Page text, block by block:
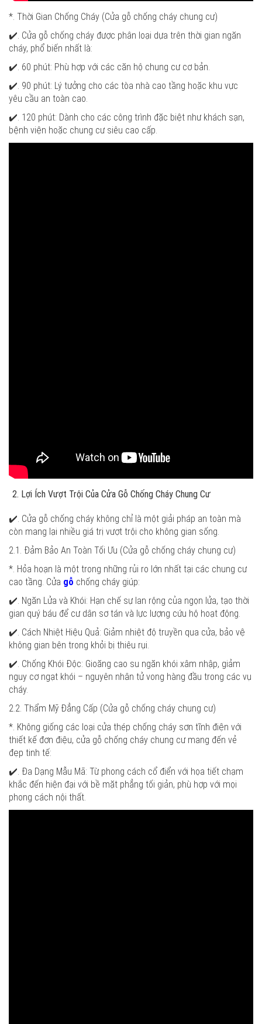
*. Thời Gian Chống Cháy (Cửa gỗ chống cháy chung cư)
✔️. Cửa gỗ chống cháy được phân loại dựa trên thời gian ngăn
cháy, phổ biến nhất là:
✔️. 60 phút: Phù hợp với các căn hộ chung cư cơ bản.
✔️. 90 phút: Lý tưởng cho các tòa nhà cao tầng hoặc khu vực
yêu cầu an toàn cao.
✔️. 120 phút: Dành cho các công trình đặc biệt như khách sạn,
bệnh viện hoặc chung cư siêu cao cấp.
Lợi Ích Vượt Trội Của Cửa Gỗ Chống Cháy Chung Cư
✔️. Cửa gỗ chống cháy không chỉ là một giải pháp an toàn mà
còn mang lại nhiều giá trị vượt trội cho không gian sống.
2.1. Đảm Bảo An Toàn Tối Ưu (Cửa gỗ chống cháy chung cư)
*. Hỏa hoạn là một trong những rủi ro lớn nhất tại các chung cư
cao tầng. Cửa gỗ chống cháy giúp:
✔️. Ngăn Lửa và Khói: Hạn chế sự lan rộng của ngọn lửa, tạo thời
gian quý báu để cư dân sơ tán và lực lượng cứu hộ hoạt động.
✔️. Cách Nhiệt Hiệu Quả: Giảm nhiệt độ truyền qua cửa, bảo vệ
không gian bên trong khỏi bị thiêu rụi.
✔️. Chống Khói Độc: Gioăng cao su ngăn khói xâm nhập, giảm
nguy cơ ngạt khói – nguyên nhân tử vong hàng đầu trong các vụ
cháy.
2.2. Thẩm Mỹ Đẳng Cấp (Cửa gỗ chống cháy chung cư)
*. Không giống các loại cửa thép chống cháy sơn tĩnh điện với
thiết kế đơn điệu, cửa gỗ chống cháy chung cư mang đến vẻ
đẹp tinh tế:
✔️. Đa Dạng Mẫu Mã: Từ phong cách cổ điển với họa tiết chạm
khắc đến hiện đại với bề mặt phẳng tối giản, phù hợp với mọi
phong cách nội thất.